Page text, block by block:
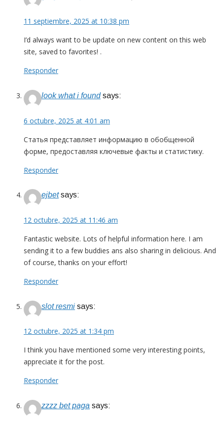
11 septiembre, 2025 at 10:38 pm
I’d always want to be update on new content on this web
site, saved to favorites! .
Responder
look what i found says:
6 octubre, 2025 at 4:01 am
Статья представляет информацию в обобщенной
форме, предоставляя ключевые факты и статистику.
Responder
ejbet says:
12 octubre, 2025 at 11:46 am
Fantastic website. Lots of helpful information here. I am
sending it to a few buddies ans also sharing in delicious. And
of course, thanks on your effort!
Responder
slot resmi says:
12 octubre, 2025 at 1:34 pm
I think you have mentioned some very interesting points,
appreciate it for the post.
Responder
zzzz bet paga says: